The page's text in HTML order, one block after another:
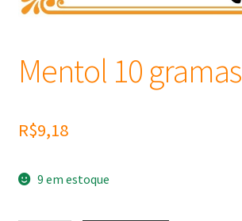
Manteiga
Mentol 10 gramas
R$9,18
9 em estoque